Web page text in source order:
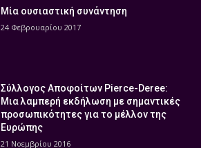
Μία ουσιαστική συνάντηση
24 Φεβρουαρίου 2017
Σύλλογος Αποφοίτων Pierce-Deree:
Μια λαμπερή εκδήλωση με σημαντικές
προσωπικότητες για το μέλλον της
Ευρώπης
21 Νοεμβρίου 2016